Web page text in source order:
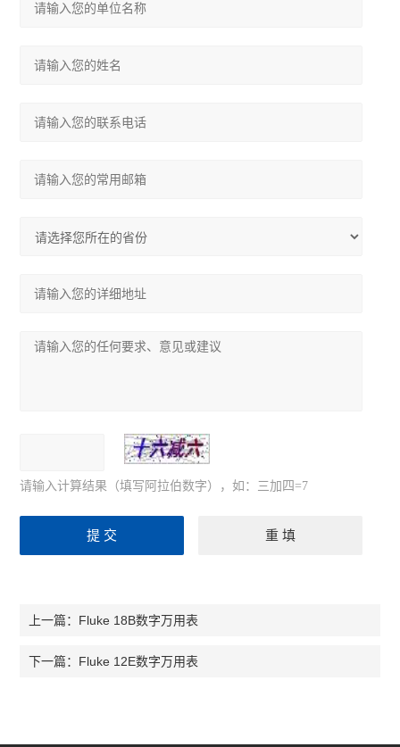
请输入计算结果（填写阿拉伯数字），如：三加四=7
上一篇： Fluke 18B数字万用表
下一篇： Fluke 12E数字万用表